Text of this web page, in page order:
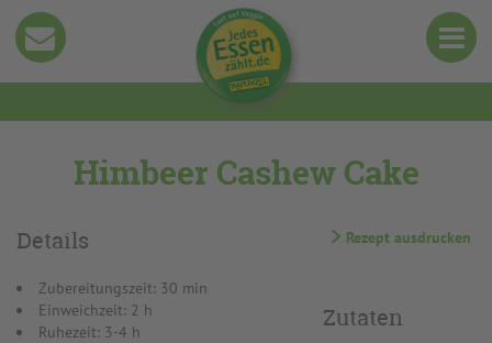
Himbeer Cashew Cake
Rezept ausdrucken
Details
Zubereitungszeit: 30 min
Einweichzeit: 2 h
Ruhezeit: 3-4 h
Zutaten